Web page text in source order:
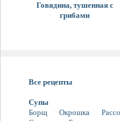
Говядина, тушенная с
грибами
Все рецепты
Супы
Борщ
Окрошка